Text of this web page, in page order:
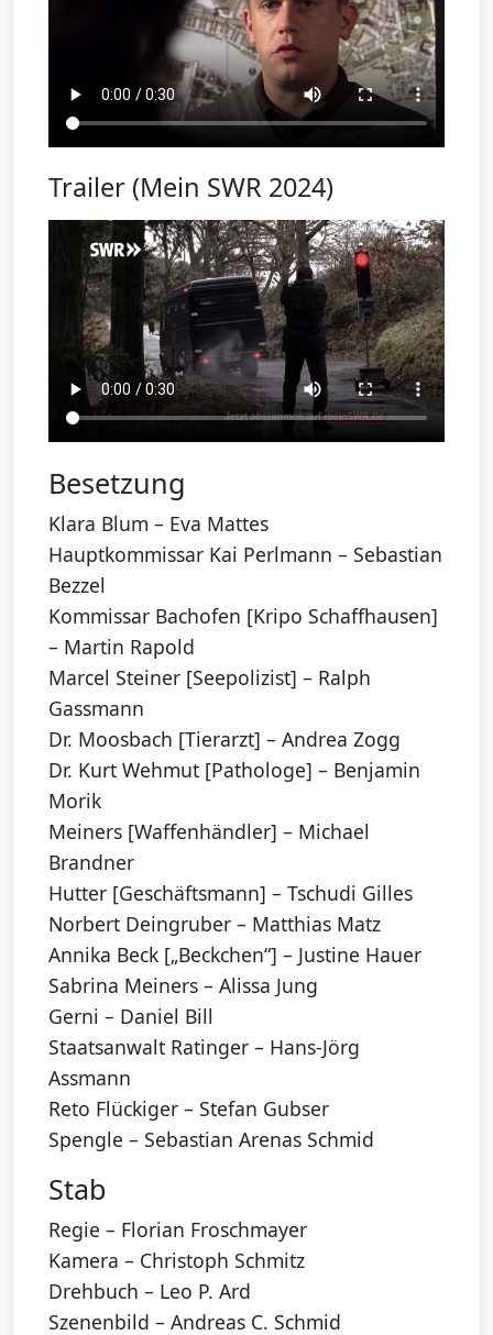
Trailer (Mein SWR 2024)
Besetzung
Klara Blum – Eva Mattes
Hauptkommissar Kai Perlmann – Sebastian
Bezzel
Kommissar Bachofen [Kripo Schaffhausen]
– Martin Rapold
Marcel Steiner [Seepolizist] – Ralph
Gassmann
Dr. Moosbach [Tierarzt] – Andrea Zogg
Dr. Kurt Wehmut [Pathologe] – Benjamin
Morik
Meiners [Waffenhändler] – Michael
Brandner
Hutter [Geschäftsmann] – Tschudi Gilles
Norbert Deingruber – Matthias Matz
Annika Beck [„Beckchen“] – Justine Hauer
Sabrina Meiners – Alissa Jung
Gerni – Daniel Bill
Staatsanwalt Ratinger – Hans-Jörg
Assmann
Reto Flückiger – Stefan Gubser
Spengle – Sebastian Arenas Schmid
Stab
Regie – Florian Froschmayer
Kamera – Christoph Schmitz
Drehbuch – Leo P. Ard
Szenenbild – Andreas C. Schmid